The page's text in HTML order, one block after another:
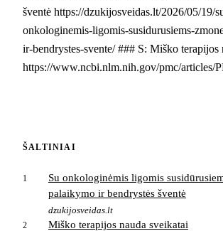
šventė https://dzukijosveidas.lt/2026/05/19/
onkologinemis-ligomis-susidurusiems-
ir-bendrystes-svente/ ### S: Miško terapijos
https://www.ncbi.nlm.nih.gov/pmc/articles/
ŠALTINIAI
1
Su onkologinėmis ligomis
palaikymo ir bendrystės šventė
dzukijosveidas.lt
2 Miško terapijos nauda sveikatai